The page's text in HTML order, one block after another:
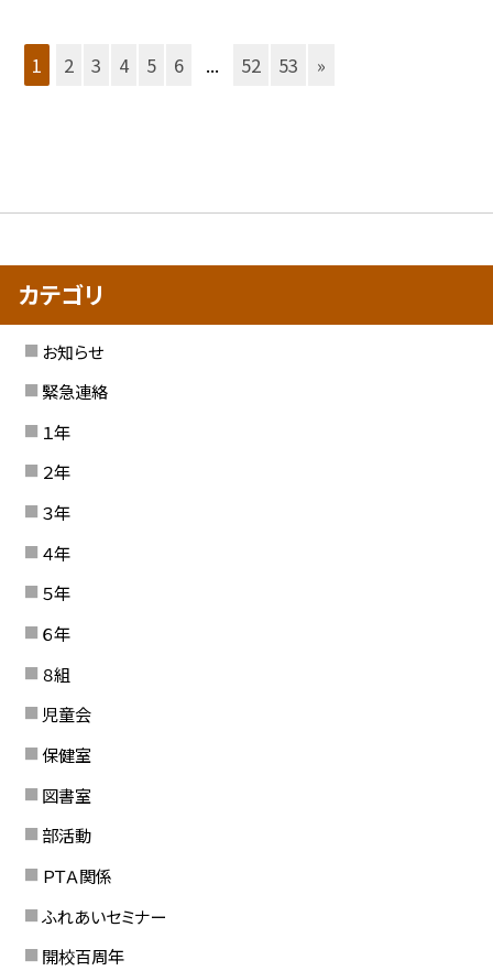
1 2 3 4 5 6 ... 52 53 »
カテゴリ
お知らせ
緊急連絡
１年
２年
３年
４年
５年
６年
８組
児童会
保健室
図書室
部活動
ＰＴＡ関係
ふれあいセミナー
開校百周年